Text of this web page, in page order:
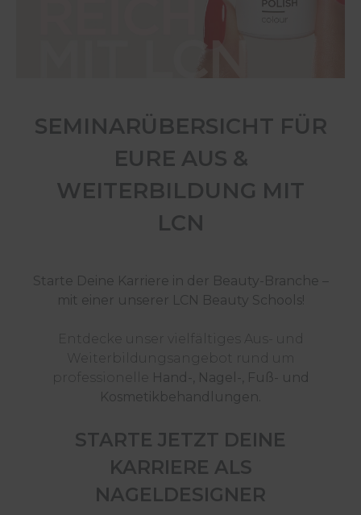
SEMINARÜBERSICHT FÜR
EURE AUS &
WEITERBILDUNG MIT
LCN
Starte Deine Karriere in der Beauty-Branche –
mit einer unserer LCN Beauty Schools!
Entdecke unser vielfältiges Aus- und
Weiterbildungsangebot rund um
professionelle
Hand-, Nagel-, Fuß- und
Kosmetikbehandlungen.
STARTE JETZT DEINE
KARRIERE ALS
NAGELDESIGNER